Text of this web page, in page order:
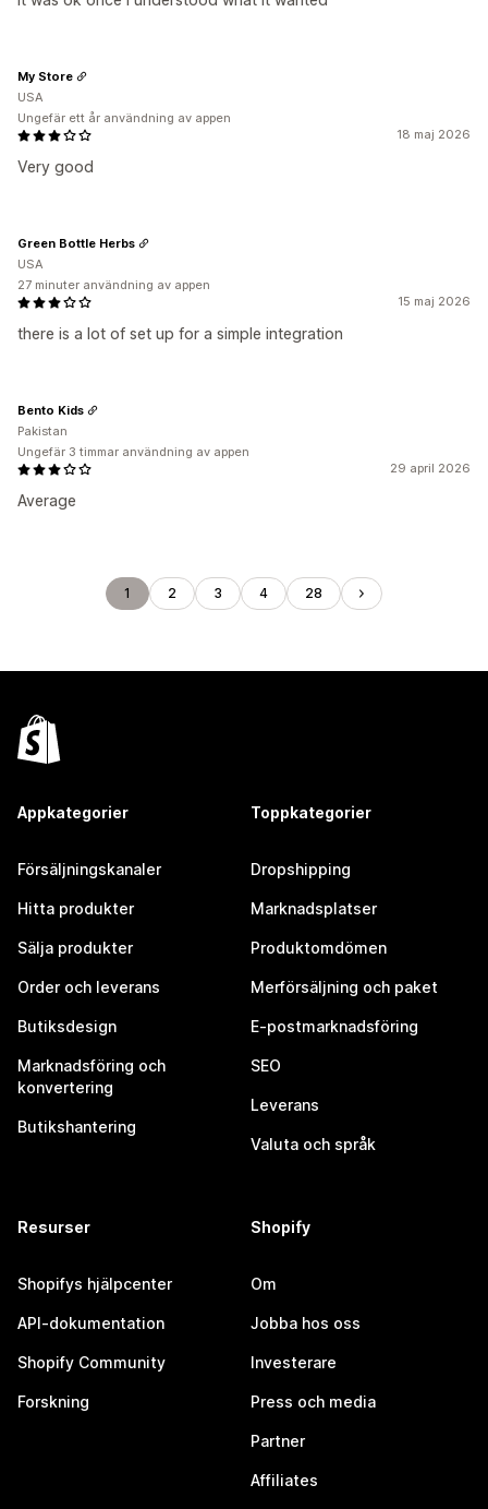
18 maj 2026
Very good
My Store
USA
Ungefär ett år användning av appen
15 maj 2026
there is a lot of set up for a simple integration
Green Bottle Herbs
USA
27 minuter användning av appen
29 april 2026
Average
Bento Kids
Pakistan
Ungefär 3 timmar användning av appen
1 2 3 4 28
Appkategorier
Försäljningskanaler
Hitta produkter
Sälja produkter
Order och leverans
Butiksdesign
Marknadsföring och
konvertering
Butikshantering
Toppkategorier
Dropshipping
Marknadsplatser
Produktomdömen
Merförsäljning och paket
E-postmarknadsföring
SEO
Leverans
Valuta och språk
Resurser
Shopifys hjälpcenter
API-dokumentation
Shopify Community
Forskning
Shopify
Om
Jobba hos oss
Investerare
Press och media
Partner
Affiliates